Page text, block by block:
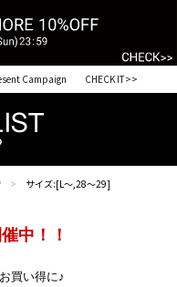
Campaign CHECK IT>>
サイズ:[L～,28～29]
中！！
買い得に♪